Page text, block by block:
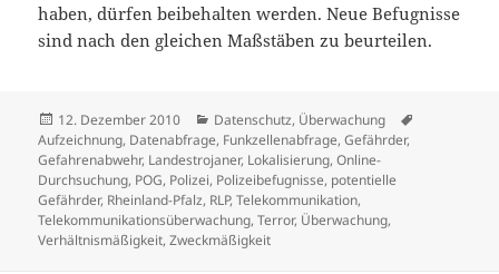
haben, dürfen beibehalten werden. Neue Befugnisse
sind nach den gleichen Maßstäben zu beurteilen.
Veröffentlicht
am
12. Dezember 2010 Kategorien
Datenschutz, Überwachung
Aufzeichnung, Datenabfrage, Funkzellenabfrage,Gefährder,
Gefahrenabwehr, Landestrojaner, Lokalisierung,Online-
Durchsuchung, POG, Polizei, Polizeibefugnisse, potentielle
Gefährder, Rheinland-Pfalz, RLP,Telekommunikation,
Telekommunikationsüberwachung,Terror, Überwachung,
Verhältnismäßigkeit,Zweckmäßigkeit